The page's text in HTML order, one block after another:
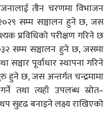
तीन चरणमा विभाजन
सम्म सञ्चालन हुने छ, जस
प्रविधिको परीक्षण गरिने छ
सम्म सञ्चालन हुने छ, जसमा
सञ्चार पूर्वाधार स्थापना गरिने
छ, जस अन्तर्गत चन्द्रमामा
तथा त्यहाँ उपलब्ध स्रोत–
सुदृढ बनाइने लक्ष्य राखिएको